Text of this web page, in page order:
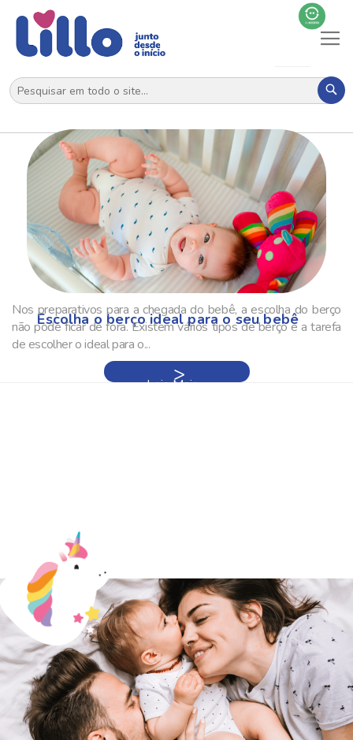
Escolha o berço ideal para o seu bebê
Nos preparativos para a chegada do bebê, a escolha do berço
não pode ficar de fora. Existem vários tipos de berço e a tarefa
de escolher o ideal para o...
Leia Mais »